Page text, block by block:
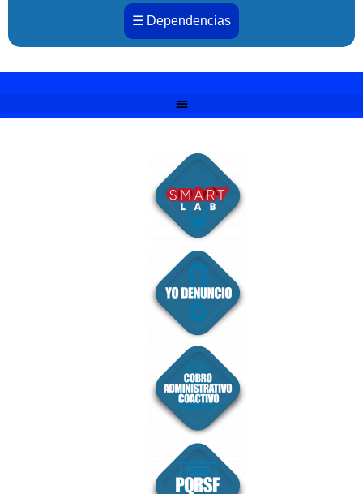
☰ Dependencias